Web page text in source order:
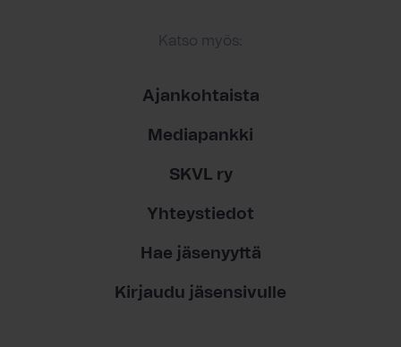
Katso myös:
Ajankohtaista
Mediapankki
SKVL ry
Yhteystiedot
Hae jäsenyyttä
Kirjaudu jäsensivulle